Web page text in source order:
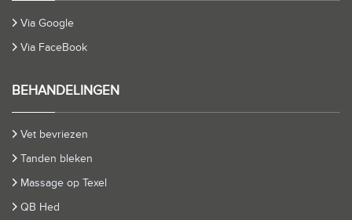
Via Google
Via FaceBook
BEHANDELINGEN
Vet bevriezen
Tanden bleken
Massage op Texel
QB Hed